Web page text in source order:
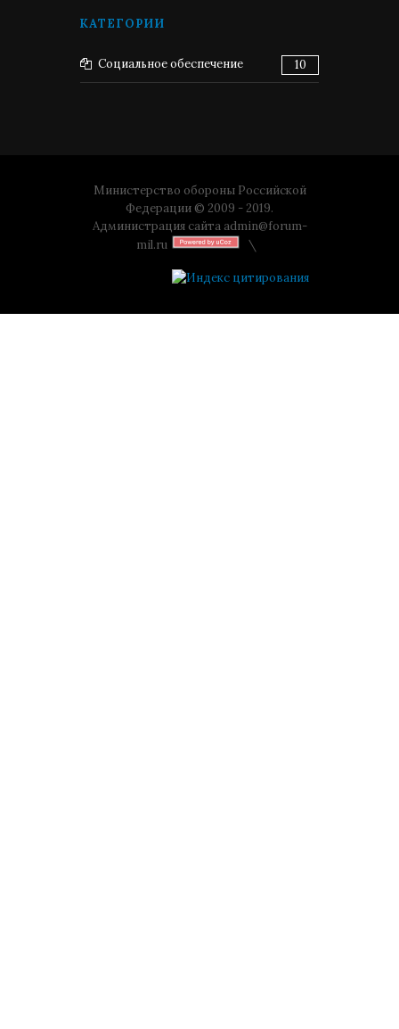
КАТЕГОРИИ
Социальное обеспечение 10
Министерство обороны Российской
Федерации © 2009 - 2019.
Администрация сайта admin@forum-
mil.ru